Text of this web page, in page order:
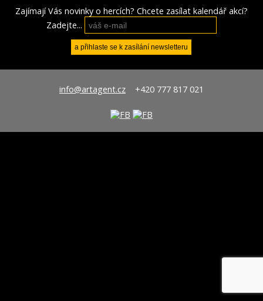
Zajímají Vás novinky o hercích? Chcete zasílat kalendář akcí?
Zadejte...
info@artagent.cz+420 777 817 021